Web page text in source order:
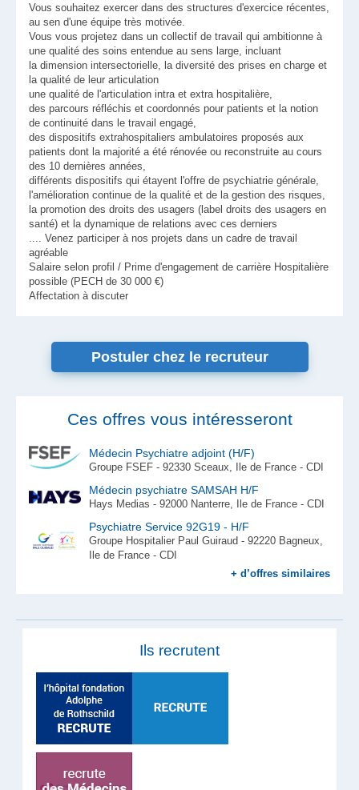
Vous souhaitez exercer dans des structures d'exercice récentes,
au sen d'une équipe très motivée.
Vous vous projetez dans un collectif de travail qui ambitionne à
une qualité des soins entendue au sens large, incluant
la dimension intersectorielle, la diversité des prises en charge et
la qualité de leur articulation
une qualité de l'articulation intra et extra hospitalière,
des parcours réfléchis et coordonnés pour patients et la notion
de continuité dans le travail engagé,
des dispositifs extrahospitaliers ambulatoires proposés aux
patients dont la majorité a été rénovée ou reconstruite au cours
des 10 dernières années,
différents dispositifs qui étayent l'offre de psychiatrie générale,
l'amélioration continue de la qualité et de la gestion des risques,
la promotion des droits des usagers (label droits des usagers en
santé) et la dynamique de relations avec ces derniers
.... Venez participer à nos projets dans un cadre de travail
agréable
Salaire selon profil / Prime d'engagement de carrière Hospitalière
possible (PECH de 30 000 €)
Affectation à discuter
Postuler chez le recruteur
Ces offres vous intéresseront
Médecin Psychiatre adjoint (H/F)
Groupe FSEF - 92330 Sceaux, Ile de France - CDI
Médecin psychiatre SAMSAH H/F
Hays Medias - 92000 Nanterre, Ile de France - CDI
Psychiatre Service 92G19 - H/F
Groupe Hospitalier Paul Guiraud - 92220 Bagneux,
Ile de France - CDI
+ d’offres similaires
Ils recrutent